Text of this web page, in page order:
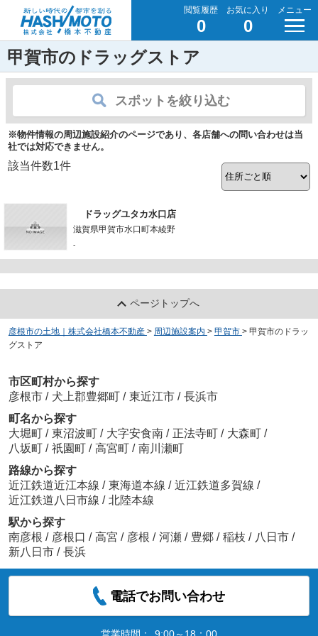
閲覧履歴
0
お気に入り
0
メニュー
甲賀市のドラッグストア
スポットを絞り込む
※物件情報の周辺施設紹介のページであり、各店舗への問い合わせは当
社では対応できません。
該当件数1件
ドラッグユタカ水口店
滋賀県甲賀市水口町本綾野
-
ページトップへ
彦根市の土地｜株式会社橋本不動産 > 周辺施設案内 > 甲賀市 > 甲賀市のドラッ
グストア
市区町村から探す
彦根市 / 犬上郡豊郷町 / 東近江市 / 長浜市
町名から探す
大堀町 / 東沼波町 / 大字安食南 / 正法寺町 / 大森町 /
八坂町 / 祇園町 / 高宮町 / 南川瀬町
路線から探す
近江鉄道近江本線 / 東海道本線 / 近江鉄道多賀線 /
近江鉄道八日市線 / 北陸本線
駅から探す
南彦根 / 彦根口 / 高宮 / 彦根 / 河瀬 / 豊郷 / 稲枝 / 八日市 /
新八日市 / 長浜
電話でお問い合わせ
営業時間： 9:00～18：00